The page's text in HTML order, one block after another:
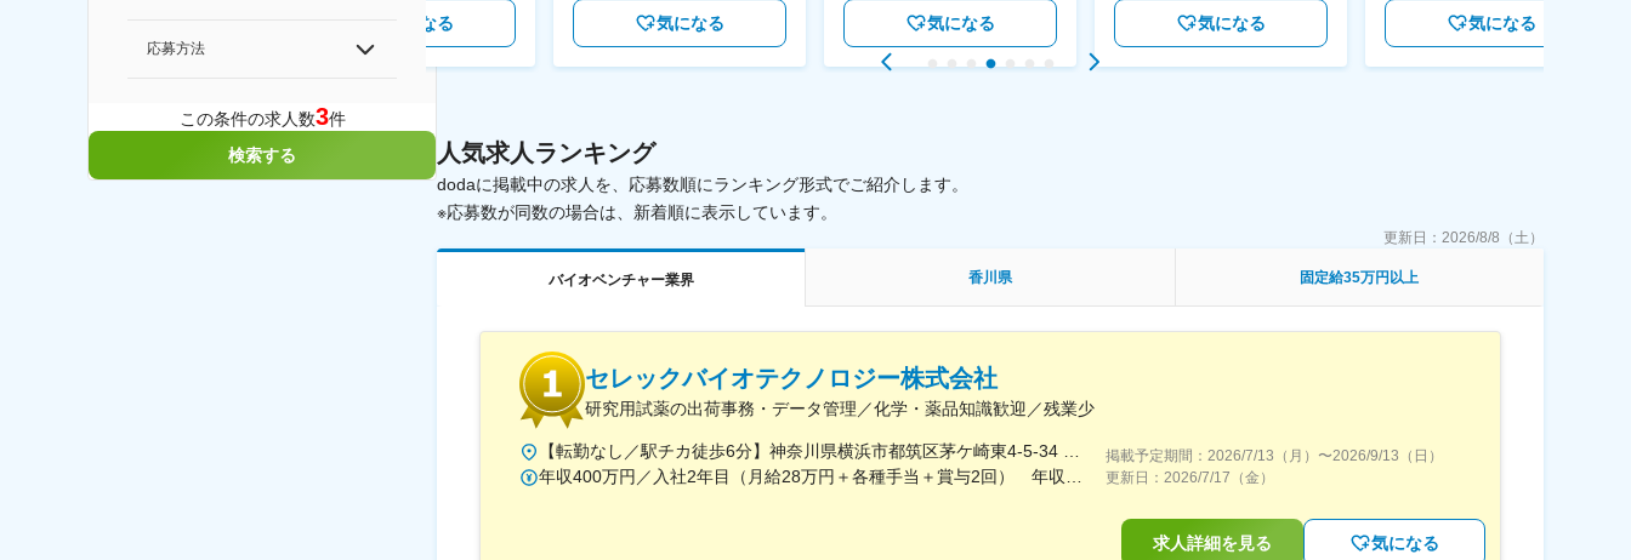
応募方法
この条件の求人数3件
検索する
気になる 気になる 気になる 気になる 気になる
人気求人ランキング
dodaに掲載中の求人を、応募数順にランキング形式でご紹介します。
※応募数が同数の場合は、新着順に表示しています。
更新日： 2026/8/8（土）
バイオベンチャー業界 香川県 固定給35万円以上
セレックバイオテクノロジー株式会社
研究用試薬の出荷事務・データ管理／化学・薬品知識歓迎／残業少
【転勤なし／駅チカ徒歩6分】神奈川県横浜市都筑区茅ケ崎東4-5-34 長沢ビル＊U.Iターン歓迎
年収400万円／入社2年目（月給28万円＋各種手当＋賞与2回） 年収500万円／入社5年目（月給30万円＋各種手当＋賞与2回）
掲載予定期間： 2026/7/13（月） 〜2026/9/13（日）
更新日： 2026/7/17（金）
求人詳細を見る 気になる